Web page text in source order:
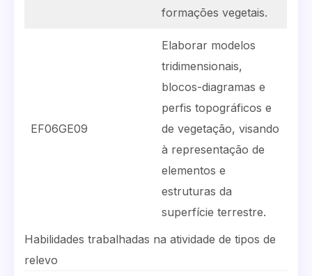
formações vegetais.
EF06GE09
Elaborar modelos
tridimensionais,
blocos-diagramas e
perfis topográficos e
de vegetação, visando
à representação de
elementos e
estruturas da
superfície terrestre.
Habilidades trabalhadas na atividade de tipos de
relevo